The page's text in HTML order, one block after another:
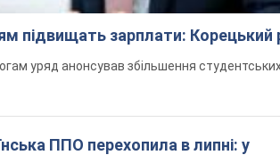
підвищать зарплати: Корецький
уряд анонсував збільшення
ППО перехопила в липні: у